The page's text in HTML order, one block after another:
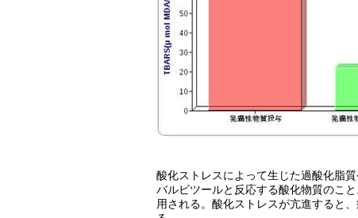
酸化ストレスによって生じた過酸化脂
バルビツールと反応する酸化物質のこ
用される。酸化ストレスが亢進すると